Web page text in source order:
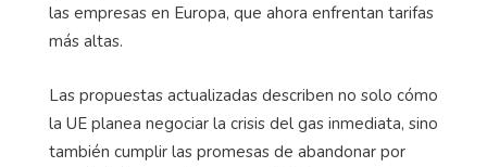
las empresas en Europa, que ahora enfrentan tarifas
más altas.
Las propuestas actualizadas describen no solo cómo
la UE planea negociar la crisis del gas inmediata, sino
también cumplir las promesas de abandonar por